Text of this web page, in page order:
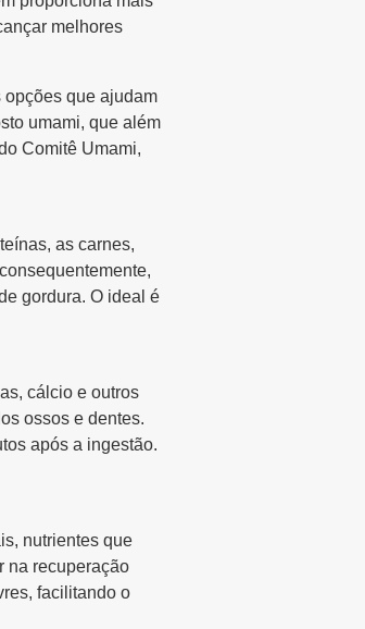
melhores
opções que ajudam
umami, que além
Comitê Umami,
as carnes,
gordura. O ideal é
cálcio e outros
ossos e dentes.
após a ingestão.
nutrientes que
na recuperação
facilitando o